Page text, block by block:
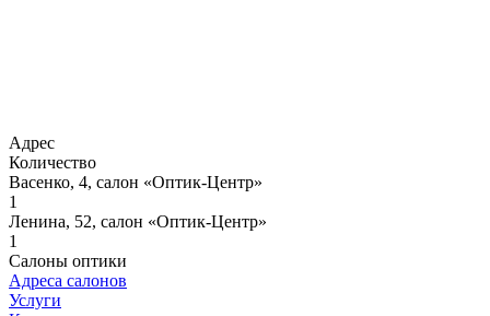
Адрес
Количество
Васенко, 4, салон «Оптик-Центр»
1
Ленина, 52, салон «Оптик-Центр»
1
Салоны оптики
Адреса салонов
Услуги